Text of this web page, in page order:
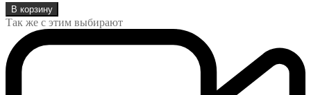
Количество
товара
нравится,
что
вы
В корзину
Так же с этим выбирают